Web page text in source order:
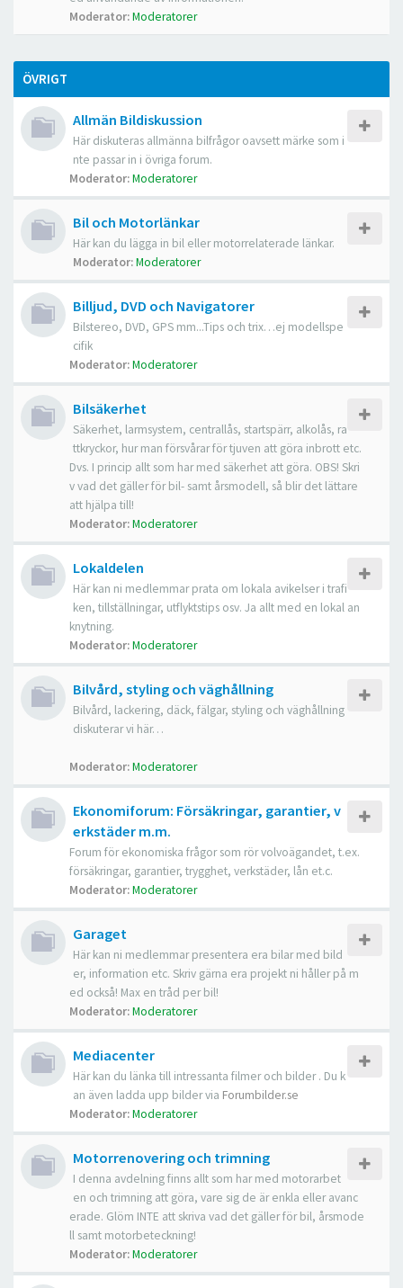
Moderator:Moderatorer
ÖVRIGT
Allmän Bildiskussion
Här diskuteras allmänna bilfrågor oavsett märke som i
nte passar in i övriga forum.
Moderator:Moderatorer
Bil och Motorlänkar
Här kan du lägga in bil eller motorrelaterade länkar.
Moderator:Moderatorer
Billjud, DVD och Navigatorer
Bilstereo, DVD, GPS mm...Tips och trix…ej modellspe
cifik
Moderator:Moderatorer
Bilsäkerhet
Säkerhet, larmsystem, centrallås, startspärr, alkolås, ra
ttkryckor, hur man försvårar för tjuven att göra inbrott etc.
Dvs. I princip allt som har med säkerhet att göra. OBS! Skri
v vad det gäller för bil- samt årsmodell, så blir det lättare
att hjälpa till!
Moderator:Moderatorer
Lokaldelen
Här kan ni medlemmar prata om lokala avikelser i trafi
ken, tillställningar, utflyktstips osv. Ja allt med en lokal an
knytning.
Moderator:Moderatorer
Bilvård, styling och väghållning
Bilvård, lackering, däck, fälgar, styling och väghållning
diskuterar vi här…
Moderator:Moderatorer
Ekonomiforum: Försäkringar, garantier, v
erkstäder m.m.
Forum för ekonomiska frågor som rör volvoägandet, t.ex.
försäkringar, garantier, trygghet, verkstäder, lån et.c.
Moderator:Moderatorer
Garaget
Här kan ni medlemmar presentera era bilar med bild
er, information etc. Skriv gärna era projekt ni håller på m
ed också! Max en tråd per bil!
Moderator:Moderatorer
Mediacenter
Här kan du länka till intressanta filmer och bilder . Du k
an även ladda upp bilder via Forumbilder.se
Moderator:Moderatorer
Motorrenovering och trimning
I denna avdelning finns allt som har med motorarbet
en och trimning att göra, vare sig de är enkla eller avanc
erade. Glöm INTE att skriva vad det gäller för bil, årsmode
ll samt motorbeteckning!
Moderator:Moderatorer